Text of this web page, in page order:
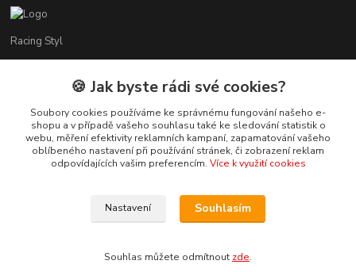
Racing Styl
Karel Muláček
774 51 50 88
(7:00 - 20:00)
shop@racingstyl.com
© Copyright 2013-2026 Racing Styl Performance
🍪 Jak byste rádi své cookies?
Soubory cookies používáme ke správnému fungování našeho e-
shopu a v případě vašeho souhlasu také ke sledování statistik o
webu, měření efektivity reklamních kampaní, zapamatování vašeho
oblíbeného nastavení při používání stránek, či zobrazení reklam
odpovídajících vašim preferencím. Více k využití cookies
Nastavení Souhlasím
Souhlas můžete odmítnout zde.